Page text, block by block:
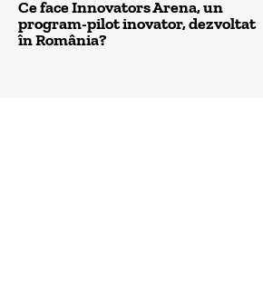
Ce face Innovators Arena, un
program-pilot inovator, dezvoltat
în România?